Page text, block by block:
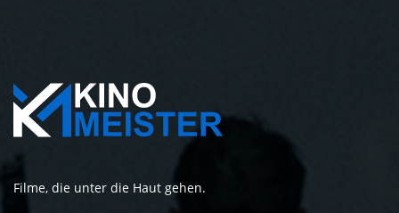
Filme, die unter die Haut gehen.